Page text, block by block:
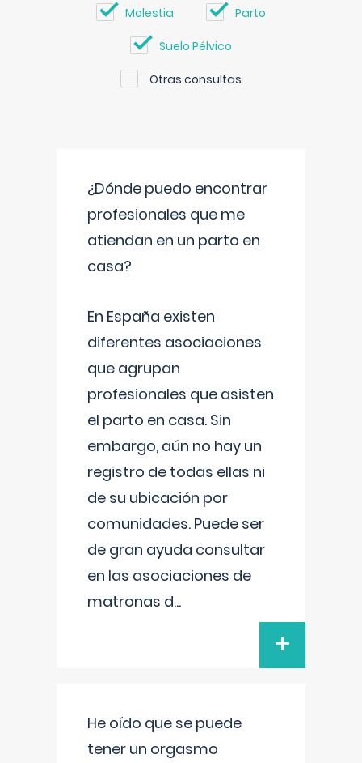
Molestia Parto
Suelo Pélvico
Otras consultas
¿Dónde puedo encontrar
profesionales que me
atiendan en un parto en
casa?
En España existen
diferentes asociaciones
que agrupan
profesionales que asisten
el parto en casa. Sin
embargo, aún no hay un
registro de todas ellas ni
de su ubicación por
comunidades. Puede ser
de gran ayuda consultar
en las asociaciones de
matronas d...
+
He oído que se puede
tener un orgasmo